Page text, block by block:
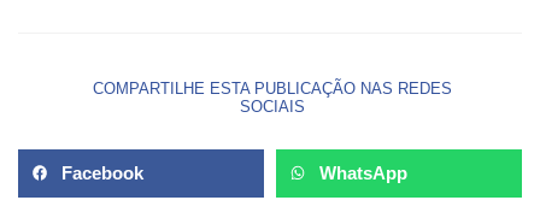
COMPARTILHE ESTA PUBLICAÇÃO NAS REDES
SOCIAIS
Facebook WhatsApp